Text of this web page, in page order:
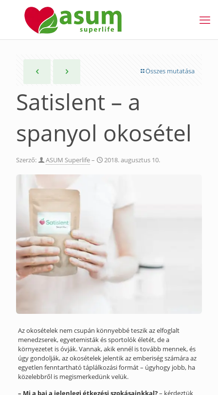
Összes mutatása
Satislent – a
spanyol okosétel
Szerző: ASUM Superlife– 2018. augusztus 10.
Az okosételek nem csupán könnyebbé teszik az elfoglalt
menedzserek, egyetemisták és sportolók életét, de a
környezetet is óvják. Vannak, akik ennél is tovább mennek, és
úgy gondolják, az okosételek jelentik az emberiség számára az
egyetlen fenntartható táplálkozási formát – úgyhogy jobb, ha
közelebbről is megismerkedünk velük.
– Mi a baj a jelenlegi étkezési szokásainkkal?– kérdeztük